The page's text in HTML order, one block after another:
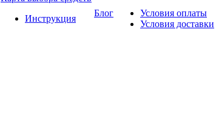
Инструкция
Блог
Условия оплаты
Условия доставки